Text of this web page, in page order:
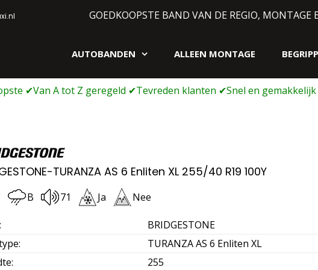
GOEDKOOPSTE BAND VAN DE REGIO, MONTAGE
AUTOBANDEN ALLEEN MONTAGE
TURANZA AS 6 Enliten XL 255/40 R19 100Y
B 71 Ja Nee
:
BRIDGESTONE
:
TURANZA AS 6 Enliten XL
:
255